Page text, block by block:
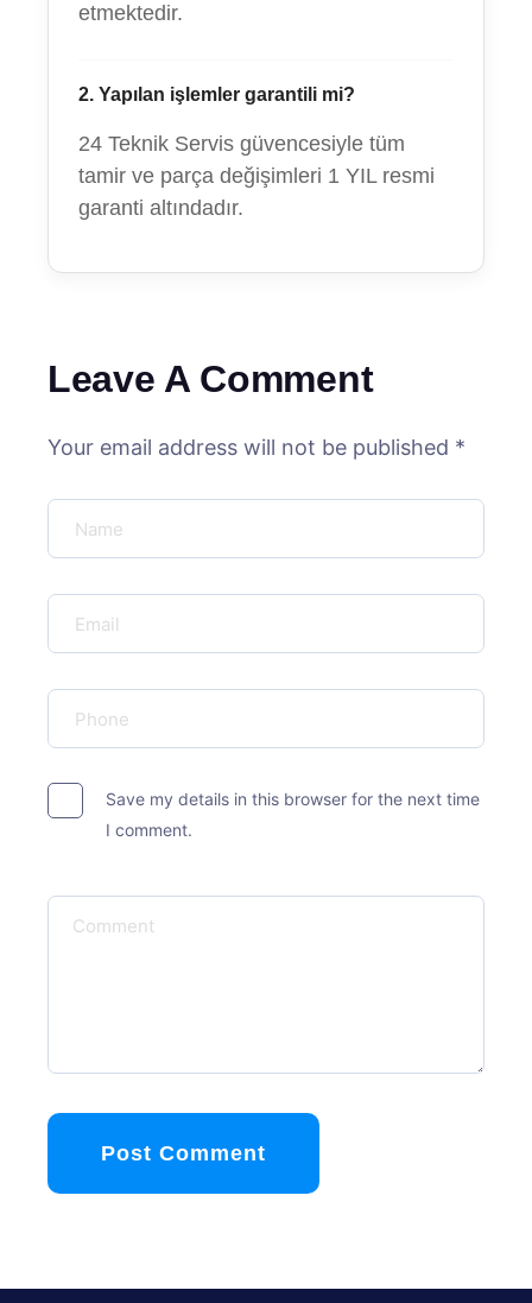
etmektedir.
2. Yapılan işlemler garantili mi?
24 Teknik Servis güvencesiyle tüm
tamir ve parça değişimleri 1 YIL resmi
garanti altındadır.
Leave A Comment
Your email address will not be published *
Save my details in this browser for the next time
I comment.
Post Comment